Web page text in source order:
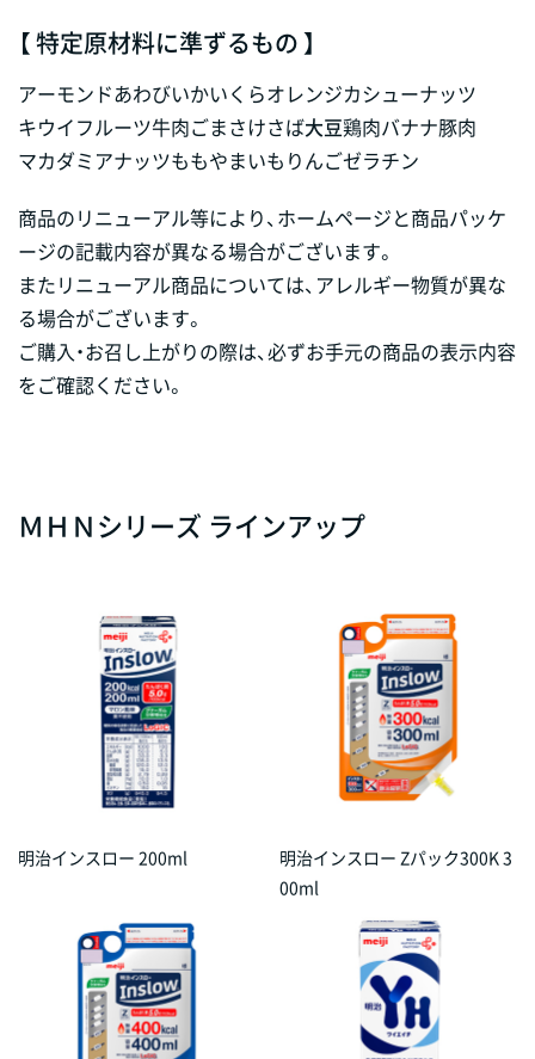
【 特定原材料に準ずるもの 】
アーモンドあわびいかいくらオレンジカシューナッツ
キウイフルーツ牛肉ごまさけさば大豆鶏肉バナナ豚肉
マカダミアナッツももやまいも りんごゼラチン
商品のリニューアル等により、ホームページと商品パッケ
ージの記載内容が異なる場合がございます。
またリニューアル商品については、アレルギー物質が異な
る場合がございます。
ご購入・お召し上がりの際は、必ずお手元の商品の表示内容
をご確認ください。
ＭＨＮシリーズ ラインアップ
明治インスロー 200ml
明治インスロー Zパック300K 3
00ml